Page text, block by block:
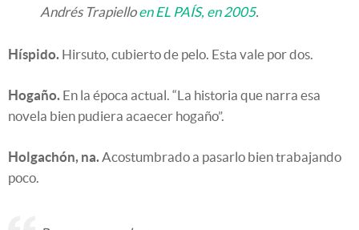
Andrés Trapielloen EL PAÍS, en 2005.
Híspido. Hirsuto, cubierto de pelo. Esta vale por dos.
Hogaño. En la época actual. “La historia que narra esa
novela bien pudiera acaecer hogaño”.
Holgachón, na.Acostumbrado a pasarlo bien trabajando
poco.